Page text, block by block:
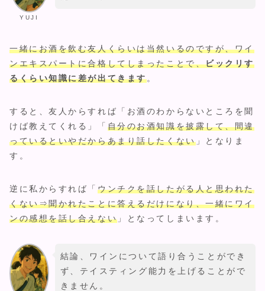
YUJI
一緒にお酒を飲む友人くらいは当然いるのですが、ワイ
ンエキスパートに合格してしまったことで、ビックリす
るくらい知識に差が出てきます。
すると、友人からすれば「お酒のわからないところを聞
けば教えてくれる」「 自分のお酒知識を披露して、間違
っているといやだからあまり話したくない」となりま
す。
逆に私からすれば「ウンチクを話したがる人と思われた
くない⇒聞かれたことに答えるだけになり、一緒にワイ
ンの感想を話し合えない 」となってしまいます。
結論、ワインについて語り合うことができ
ず、テイスティング能力を上げることがで
きません。